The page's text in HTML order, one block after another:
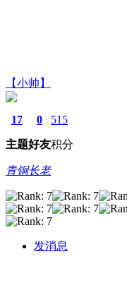
【小帅】
17
主题
0
好友
515
积分
青铜长老
发消息